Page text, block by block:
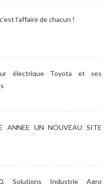
l’affaire de chacun !
électrique Toyota et ses
ANNEE UN NOUVEAU SITE
Solutions Industrie Agro